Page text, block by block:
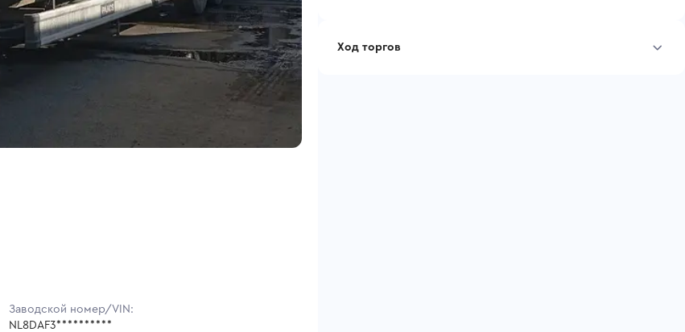
Заводской номер/VIN:
NL8DAF3**********
Ход торгов